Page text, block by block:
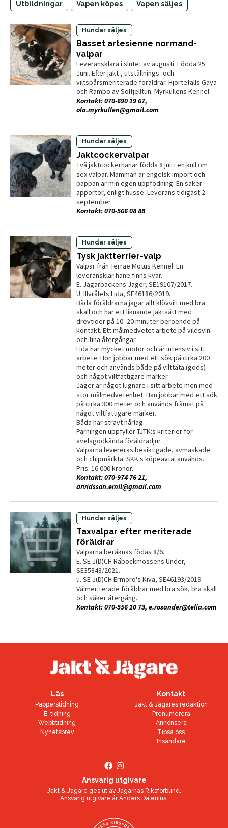
Utbildningar Vapen köpes Vapen säljes
Hundar säljes
Basset artesienne normand-
valpar
Leveransklara i slutet av augusti. Födda 25
Juni. Efter jakt-, utställnings- och
viltspårsmeriterade föräldrar. Hjortefalls Gaya
och Rambo av Solfjelltun. Myrkullens Kennel.
Kontakt: 070-690 19 67,
ola.myrkullen@gmail.com
Hundar säljes
Jaktcockervalpar
Två jaktcockerhanar födda 8 juli i en kull om
sex valpar. Mamman är engelsk import och
pappan är min egen uppfödning. En säker
apportör, enligt husse. Leverans tidigast 2
september.
Kontakt: 070-566 08 88
Hundar säljes
Tysk jaktterrier-valp
Valpar från Terrae Motus Kennel. En
leveransklar hane finns kvar.
E. Jägarbackens Jäger, SE19107/2017.
U. Illvrålets Lida, SE46186/2019.
Båda föräldrarna jagar allt klövvilt med bra
skall och har ett liknande jaktsätt med
drevtider på 10–20 minuter beroende på
kontakt. Ett målmedvetet arbete på vildsvin
och fina återgångar.
Lida har mycket motor och är intensiv i sitt
arbete. Hon jobbar med ett sök på cirka 200
meter och används både på vilttäta (gods)
och något viltfattigare marker.
Jäger är något lugnare i sitt arbete men med
stor målmedvetenhet. Han jobbar med ett sök
på cirka 300 meter och används främst på
något viltfattigare marker.
Båda har strävt hårlag.
Parningen uppfyller TJTK:s kriterier för
avelsgodkända föräldradjur.
Valparna levereras besiktigade, avmaskade
och chipmärkta. SKK:s köpeavtal används.
Pris: 16 000 kronor.
Kontakt: 070-974 76 21,
arvidsson.emil@gmail.com
Hundar säljes
Taxvalpar efter meriterade
föräldrar
Valparna beräknas födas 8/6.
E. SE J(D)CH Råbockmossens Under,
SE35848/2021.
u. SE J(D)CH Ermoro's Kiva, SE46193/2019.
Välmeriterade föräldrar med bra sök, bra skall
och säker återgång.
Kontakt: 070-556 10 73, e.rosander@telia.com
Läs
Papperstidning
E-tidning
Webbtidning
Nyhetsbrev
Kontakt
Jakt & Jägares redaktion
Prenumerera
Annonsera
Tipsa oss
Insändare
Ansvarig utgivare
Jakt & Jägare ges ut av Jägarnas Riksförbund.
Ansvarig utgivare ärAnders Dalenius.